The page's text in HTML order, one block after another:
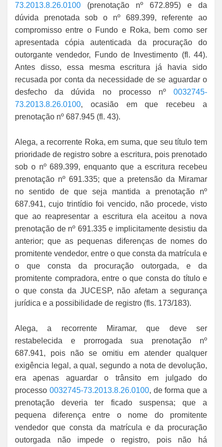
73.2013.8.26.0100 (prenotação nº 672.895) e da
dúvida prenotada sob o nº 689.399, referente ao
compromisso entre o Fundo e Roka, bem como ser
apresentada cópia autenticada da procuração do
outorgante vendedor, Fundo de Investimento (fl. 44).
Antes disso, essa mesma escritura já havia sido
recusada por conta da necessidade de se aguardar o
desfecho da dúvida no processo nº 0032745-
73.2013.8.26.0100, ocasião em que recebeu a
prenotação nº 687.945 (fl. 43).
Alega, a recorrente Roka, em suma, que seu título tem
prioridade de registro sobre a escritura, pois prenotado
sob o nº 689.399, enquanto que a escritura recebeu
prenotação nº 691.335; que a pretensão da Miramar
no sentido de que seja mantida a prenotação nº
687.941, cujo trintídio foi vencido, não procede, visto
que ao reapresentar a escritura ela aceitou a nova
prenotação de nº 691.335 e implicitamente desistiu da
anterior; que as pequenas diferenças de nomes do
promitente vendedor, entre o que consta da matrícula e
o que consta da procuração outorgada, e da
promitente compradora, entre o que consta do título e
o que consta da JUCESP, não afetam a segurança
jurídica e a possibilidade de registro (fls. 173/183).
Alega, a recorrente Miramar, que deve ser
restabelecida e prorrogada sua prenotação nº
687.941, pois não se omitiu em atender qualquer
exigência legal, a qual, segundo a nota de devolução,
era apenas aguardar o trânsito em julgado do
processo 0032745-73.2013.8.26.0100, de forma que a
prenotação deveria ter ficado suspensa; que a
pequena diferença entre o nome do promitente
vendedor que consta da matrícula e da procuração
outorgada não impede o registro, pois não há